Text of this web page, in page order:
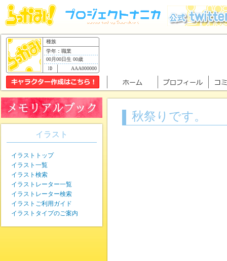
種族
学年：職業
00月00日生 00歳
AAA000000
秋祭りです。
イラスト
イラストトップ
イラスト一覧
イラスト検索
イラストレーター一覧
イラストレーター検索
イラストご利用ガイド
イラストタイプのご案内